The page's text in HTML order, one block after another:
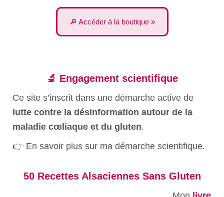
🔎 Accéder à la boutique »
🔬 Engagement scientifique
Ce site s’inscrit dans une démarche active de
lutte contre la désinformation autour de la
maladie cœliaque et du gluten.
👉 En savoir plus sur ma démarche scientifique.
50 Recettes Alsaciennes Sans Gluten